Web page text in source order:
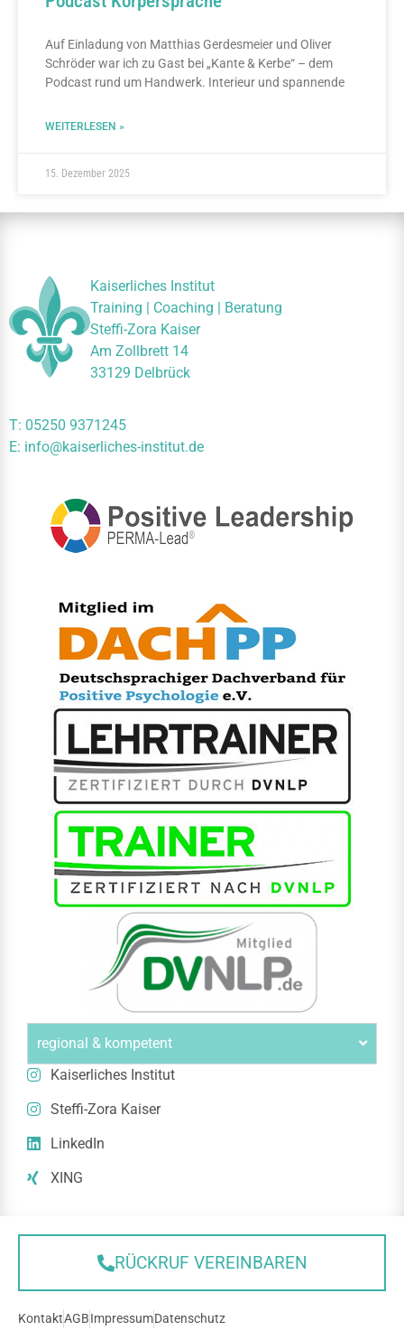
Auf Einladung von Matthias Gerdesmeier und Oliver
Schröder war ich zu Gast bei „Kante & Kerbe“ – dem
Podcast rund um Handwerk. Interieur und spannende
WEITERLESEN »
15. Dezember 2025
Kaiserliches Institut
Training | Coaching | Beratung
Steffi-Zora Kaiser
Am Zollbrett 14
33129 Delbrück
T: 05250 9371245
E: info@kaiserliches-institut.de
regional & kompetent
Kaiserliches Institut
Steffi-Zora Kaiser
LinkedIn
XING
RÜCKRUF VEREINBAREN
KontaktAGBImpressumDatenschutz